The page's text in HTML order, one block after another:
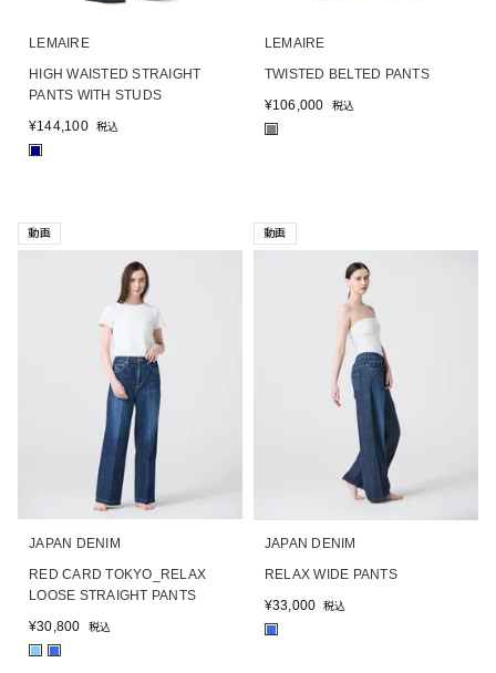
LEMAIRE
HIGH WAISTED STRAIGHT
PANTS WITH STUDS
¥144,100 税込
LEMAIRE
TWISTED BELTED PANTS
¥106,000 税込
動画
JAPAN DENIM
RED CARD TOKYO_RELAX
LOOSE STRAIGHT PANTS
¥30,800 税込
■ ■
動画
JAPAN DENIM
RELAX WIDE PANTS
¥33,000 税込
■